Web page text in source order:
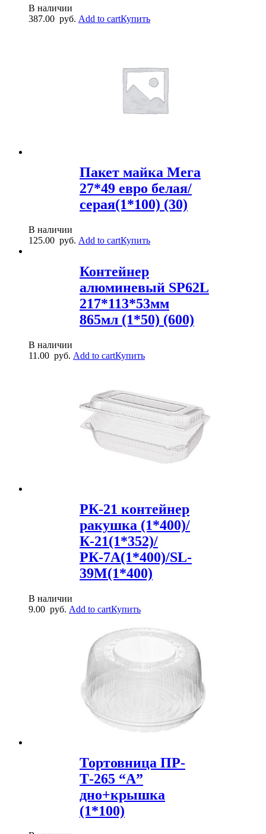
В наличии
387.00 руб. Add to cartКупить
Пакет майка Мега
27*49 евро белая/
серая(1*100) (30)
В наличии
125.00 руб. Add to cartКупить
Контейнер
алюминевый SP62L
217*113*53мм
865мл (1*50) (600)
В наличии
11.00 руб. Add to cartКупить
РК-21 контейнер
ракушка (1*400)/
К-21(1*352)/
РК-7А(1*400)/SL-
39M(1*400)
В наличии
9.00 руб. Add to cartКупить
Тортовница ПР-
Т-265 “А”
дно+крышка
(1*100)